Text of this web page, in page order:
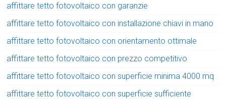
affittare tetto fotovoltaico con garanzie
affittare tetto fotovoltaico con installazione chiavi in mano
affittare tetto fotovoltaico con orientamento ottimale
affittare tetto fotovoltaico con prezzo competitivo
affittare tetto fotovoltaico con superficie minima 4000 mq
affittare tetto fotovoltaico con superficie sufficiente